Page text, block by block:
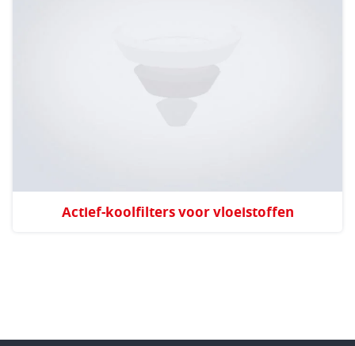
Actief-koolfilters voor vloeistoffen